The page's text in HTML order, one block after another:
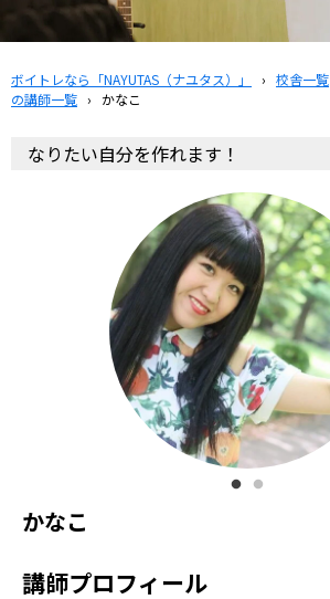
ボイトレなら「NAYUTAS（ナユタス）」 › 校舎一覧
の講師一覧 › かなこ
なりたい自分を作れます！
かなこ
講師プロフィール